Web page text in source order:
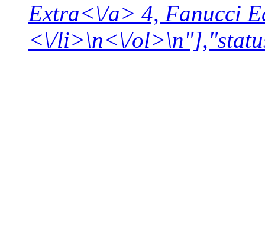
Extra<\/a> 4, Fanucci
<\/li>\n<\/